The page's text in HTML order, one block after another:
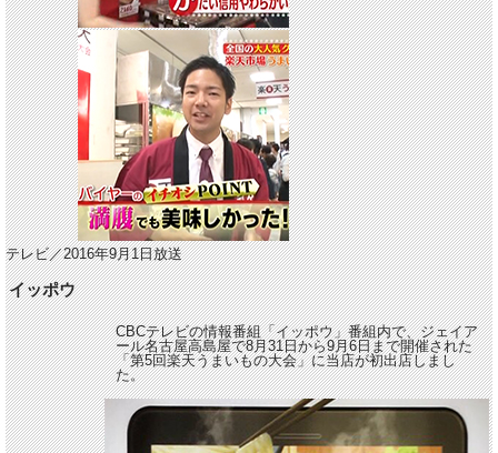
テレビ／2016年9月1日放送
イッポウ
CBCテレビの情報番組「イッポウ」番組内で、ジェイア
ール名古屋高島屋で8月31日から9月6日まで開催された
「第5回楽天うまいもの大会」に当店が初出店しまし
た。